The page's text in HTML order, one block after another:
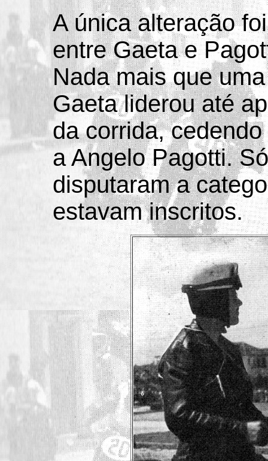
A única alteração
entre Gaeta e
Nada mais que
Gaeta liderou até
da corrida,
a Angelo Pagotti.
disputaram a
estavam inscritos.